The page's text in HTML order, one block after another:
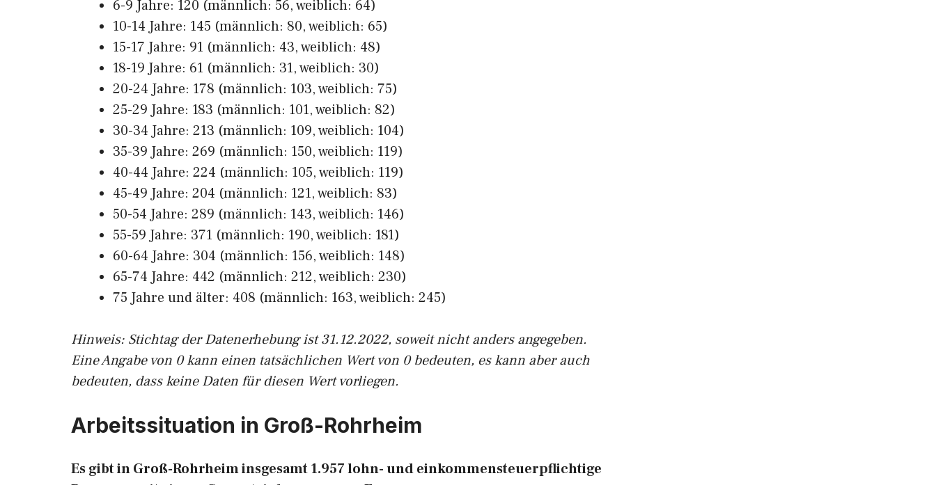
6-9 Jahre: 120 (männlich: 56, weiblich: 64)
10-14 Jahre: 145 (männlich: 80, weiblich: 65)
15-17 Jahre: 91 (männlich: 43, weiblich: 48)
18-19 Jahre: 61 (männlich: 31, weiblich: 30)
20-24 Jahre: 178 (männlich: 103, weiblich: 75)
25-29 Jahre: 183 (männlich: 101, weiblich: 82)
30-34 Jahre: 213 (männlich: 109, weiblich: 104)
35-39 Jahre: 269 (männlich: 150, weiblich: 119)
40-44 Jahre: 224 (männlich: 105, weiblich: 119)
45-49 Jahre: 204 (männlich: 121, weiblich: 83)
50-54 Jahre: 289 (männlich: 143, weiblich: 146)
55-59 Jahre: 371 (männlich: 190, weiblich: 181)
60-64 Jahre: 304 (männlich: 156, weiblich: 148)
65-74 Jahre: 442 (männlich: 212, weiblich: 230)
75 Jahre und älter: 408 (männlich: 163, weiblich: 245)
Hinweis: Stichtag der Datenerhebung ist 31.12.2022, soweit nicht anders angegeben.
Eine Angabe von 0 kann einen tatsächlichen Wert von 0 bedeuten, es kann aber auch
bedeuten, dass keine Daten für diesen Wert vorliegen.
Arbeitssituation in Groß-Rohrheim
Es gibt in Groß-Rohrheim insgesamt 1.957 lohn- und einkommensteuerpflichtige